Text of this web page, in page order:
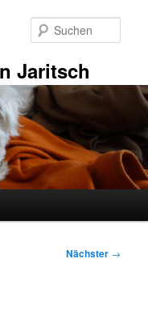
Jaritsch
Nächster →